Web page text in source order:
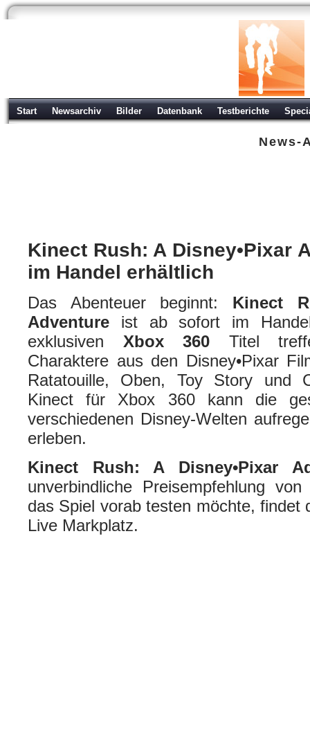
Start Newsarchiv Bilder Datenbank Testberichte
News-
Kinect Rush: A Disney•Pixar
im Handel erhältlich
Das Abenteuer beginnt: Kinect
Adventure ist ab sofort im
exklusiven Xbox 360 Titel
Charaktere aus den Disney•Pixar
Ratatouille, Oben, Toy Story und
Kinect für Xbox 360 kann die
verschiedenen Disney-Welten
erleben.
Kinect Rush: A Disney•Pixar
unverbindliche Preisempfehlung
das Spiel vorab testen möchte, findet
Live Markplatz.